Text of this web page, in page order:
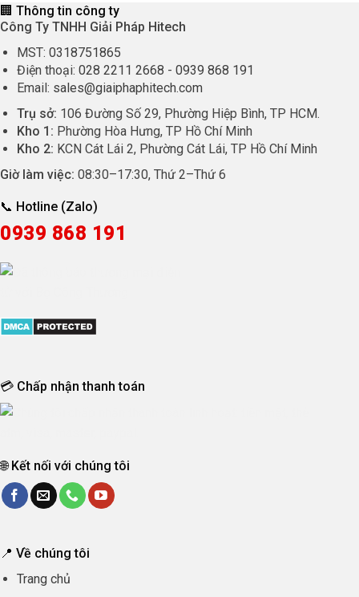
🏢 Thông tin công ty
Công Ty TNHH Giải Pháp Hitech
MST: 0318751865
Điện thoại: 028 2211 2668 - 0939 868 191
Email: sales@giaiphaphitech.com
Trụ sở: 106 Đường Số 29, Phường Hiệp Bình, TP HCM.
Kho 1: Phường Hòa Hưng, TP Hồ Chí Minh
Kho 2: KCN Cát Lái 2, Phường Cát Lái, TP Hồ Chí Minh
Giờ làm việc: 08:30–17:30, Thứ 2–Thứ 6
📞 Hotline (Zalo)
0939 868 191
💳 Chấp nhận thanh toán
🌐 Kết nối với chúng tôi
📍 Về chúng tôi
Trang chủ